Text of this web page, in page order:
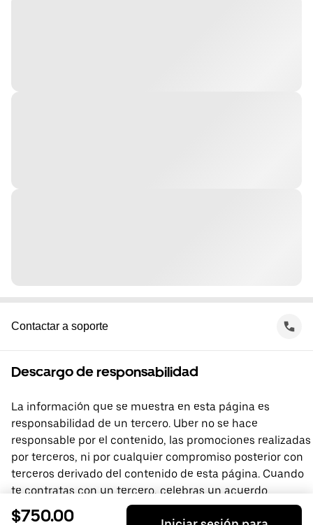
Contactar a soporte
Descargo de responsabilidad
La información que se muestra en esta página es
responsabilidad de un tercero. Uber no se hace
responsable por el contenido, las promociones realizadas
por terceros, ni por cualquier compromiso posterior con
terceros derivado del contenido de esta página. Cuando
te contratas con un tercero, celebras un acuerdo
directamente con él, del que Uber no forma parte. Si
$750.00